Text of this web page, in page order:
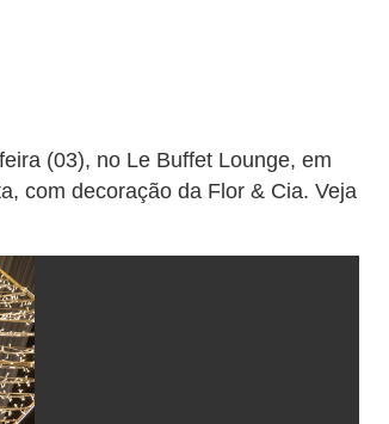
(03), no Le Buffet Lounge, em
com decoração da Flor & Cia. Veja